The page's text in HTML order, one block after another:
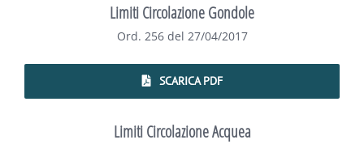
Limiti Circolazione Gondole
Ord. 256 del 27/04/2017
SCARICA PDF
Limiti Circolazione Acquea